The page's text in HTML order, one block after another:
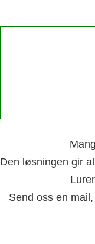
Den løsningen gir
Send oss en